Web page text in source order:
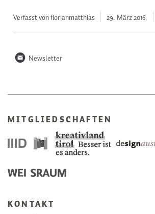
Verfasst von florianmatthias 29. März2016
n Newsletter
MITGLIEDSCHAFTEN
KONTAKT